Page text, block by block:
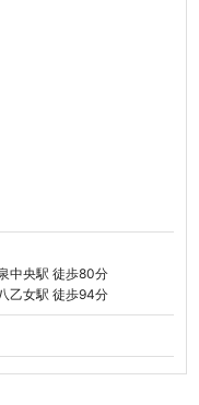
中央駅 徒歩80分
乙女駅 徒歩94分